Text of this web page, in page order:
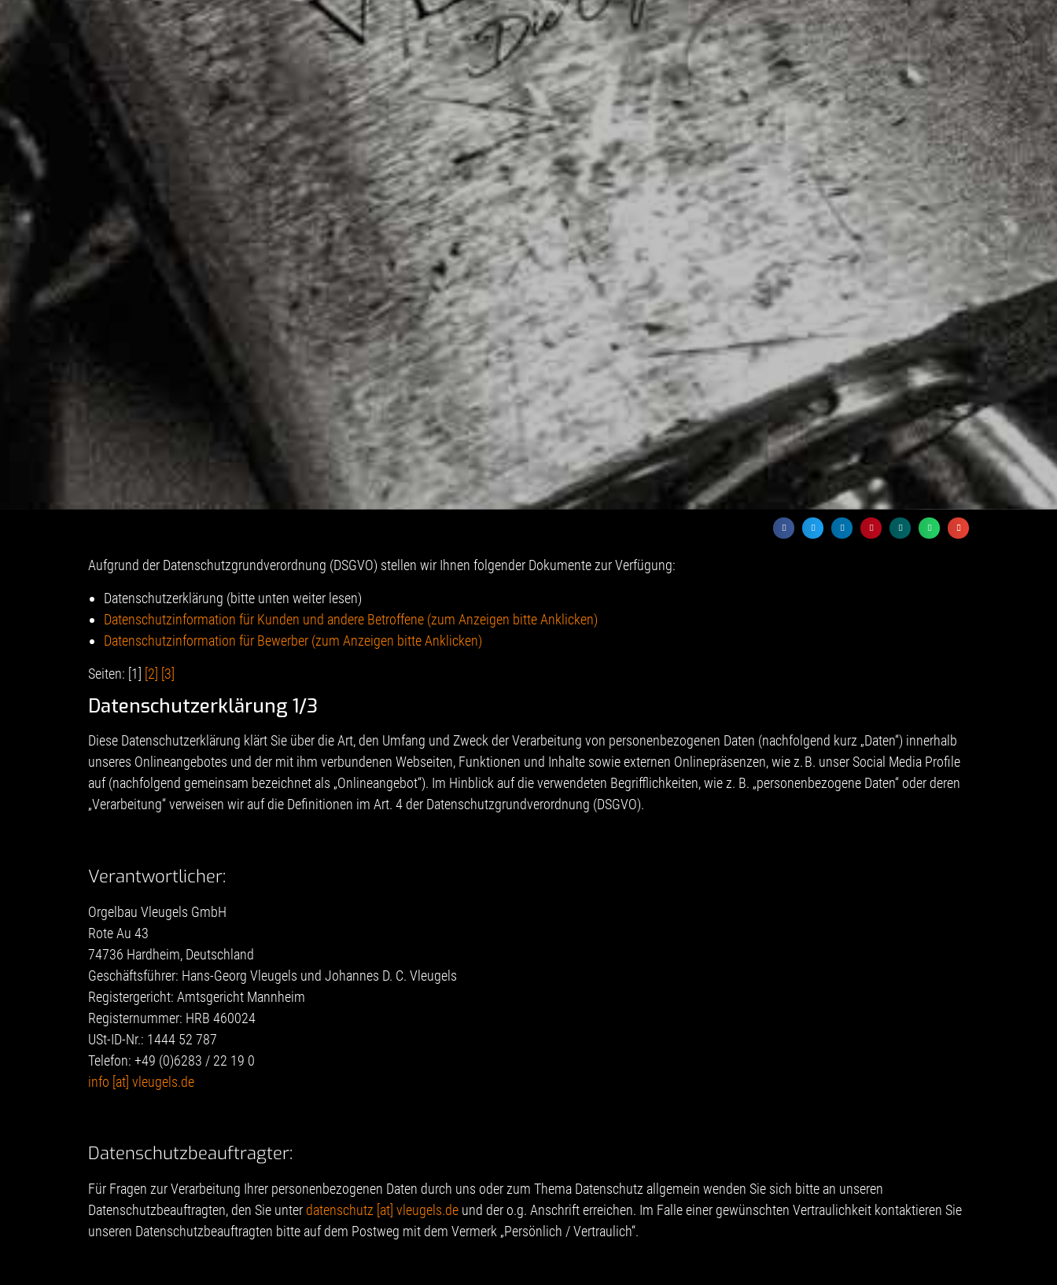
Aufgrund der Datenschutzgrundverordnung (DSGVO) stellen wir Ihnen folgender Dokumente zur Verfügung:
Datenschutzerklärung (bitte unten weiter lesen)
Datenschutzinformation für Kunden und andere Betroffene (zum Anzeigen bitte Anklicken)
Datenschutzinformation für Bewerber (zum Anzeigen bitte Anklicken)
Seiten: [1] [2] [3]
Datenschutzerklärung 1/3
Diese Datenschutzerklärung klärt Sie über die Art, den Umfang und Zweck der Verarbeitung von personenbezogenen Daten (nachfolgend kurz „Daten“) innerhalb
unseres Onlineangebotes und der mit ihm verbundenen Webseiten, Funktionen und Inhalte sowie externen Onlinepräsenzen, wie z. B. unser Social Media Profile
auf (nachfolgend gemeinsam bezeichnet als „Onlineangebot“). Im Hinblick auf die verwendeten Begrifflichkeiten, wie z. B. „personenbezogene Daten“ oder deren
„Verarbeitung“ verweisen wir auf die Definitionen im Art. 4 der Datenschutzgrundverordnung (DSGVO).
Verantwortlicher:
Orgelbau Vleugels GmbH
Rote Au 43
74736 Hardheim, Deutschland
Geschäftsführer: Hans-Georg Vleugels und Johannes D. C. Vleugels
Registergericht: Amtsgericht Mannheim
Registernummer: HRB 460024
USt-ID-Nr.: 1444 52 787
Telefon: +49 (0)6283 / 22 19 0
info [at] vleugels.de
Datenschutzbeauftragter:
Für Fragen zur Verarbeitung Ihrer personenbezogenen Daten durch uns oder zum Thema Datenschutz allgemein wenden Sie sich bitte an unseren
Datenschutzbeauftragten, den Sie unter datenschutz [at] vleugels.de und der o.g. Anschrift erreichen. Im Falle einer gewünschten Vertraulichkeit kontaktieren Sie
unseren Datenschutzbeauftragten bitte auf dem Postweg mit dem Vermerk „Persönlich / Vertraulich“.